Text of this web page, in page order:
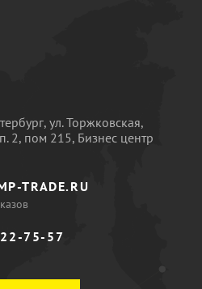
ул. Торжковская,
2, пом 215, Бизнес центр
TRADE.RU
75-57